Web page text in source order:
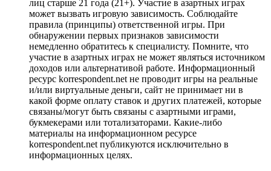
лиц старше 21 года (21+). Участие в азартных играх
может вызвать игровую зависимость. Соблюдайте
правила (принципы) ответственной игры. При
обнаружении первых признаков зависимости
немедленно обратитесь к специалисту. Помните, что
участие в азартных играх не может являться источником
доходов или альтернативой работе. Информационный
ресурс korrespondent.net не проводит игры на реальные
и/или виртуальные деньги, сайт не принимает ни в
какой форме оплату ставок и других платежей, которые
связаны/могут быть связаны с азартными играми,
букмекерами или тотализаторами. Какие-либо
материалы на информационном ресурсе
korrespondent.net публикуются исключительно в
информационных целях.